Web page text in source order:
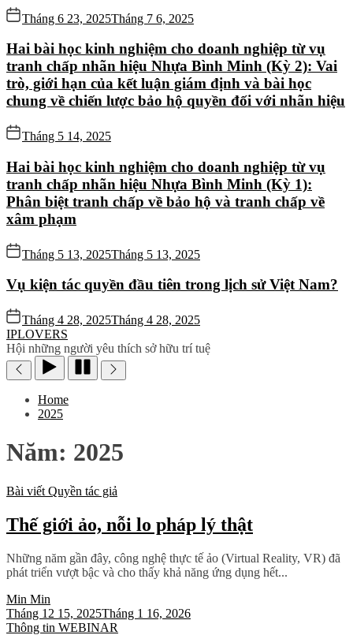
Tháng 6 23, 2025Tháng 7 6, 2025
Hai bài học kinh nghiệm cho doanh nghiệp từ vụ
tranh chấp nhãn hiệu Nhựa Bình Minh (Kỳ 2): Vai
trò, giới hạn của kết luận giám định và bài học
chung về chiến lược bảo hộ quyền đối với nhãn hiệu
Tháng 5 14, 2025
Hai bài học kinh nghiệm cho doanh nghiệp từ vụ
tranh chấp nhãn hiệu Nhựa Bình Minh (Kỳ 1):
Phân biệt tranh chấp về bảo hộ và tranh chấp về
xâm phạm
Tháng 5 13, 2025Tháng 5 13, 2025
Vụ kiện tác quyền đầu tiên trong lịch sử Việt Nam?
Tháng 4 28, 2025Tháng 4 28, 2025
IPLOVERS
Hội những người yêu thích sở hữu trí tuệ
Home
2025
Năm: 2025
Bài viết Quyền tác giả
Thế giới ảo, nỗi lo pháp lý thật
Những năm gần đây, công nghệ thực tế ảo (Virtual Reality, VR) đã
phát triển vượt bậc và cho thấy khả năng ứng dụng hết...
Min Min
Tháng 12 15, 2025Tháng 1 16, 2026
Thông tin WEBINAR